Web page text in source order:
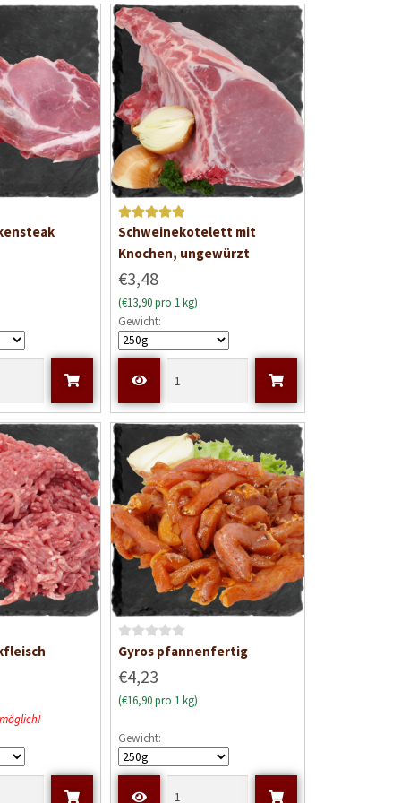
t
v
o
5
Bewertet mit
5von 5
Schweinekotelett mit
Knochen, ungewürzt
€3,48
(€13,90 pro 1 kg)
Gewicht:
B
w
e
t
Gyros pfannenfertig
€4,23
(€16,90 pro 1 kg)
Gewicht: